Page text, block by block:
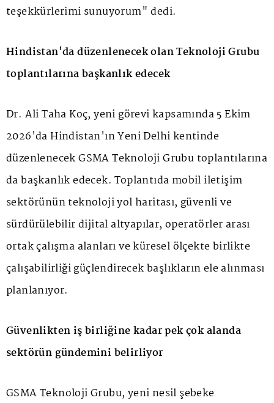
teşekkürlerimi sunuyorum" dedi.
Hindistan'da düzenlenecek olan Teknoloji Grubu
toplantılarına başkanlık edecek
Dr. Ali Taha Koç, yeni görevi kapsamında 5 Ekim
2026'da Hindistan'ın Yeni Delhi kentinde
düzenlenecek GSMA Teknoloji Grubu toplantılarına
da başkanlık edecek. Toplantıda mobil iletişim
sektörünün teknoloji yol haritası, güvenli ve
sürdürülebilir dijital altyapılar, operatörler arası
ortak çalışma alanları ve küresel ölçekte birlikte
çalışabilirliği güçlendirecek başlıkların ele alınması
planlanıyor.
Güvenlikten iş birliğine kadar pek çok alanda
sektörün gündemini belirliyor
GSMA Teknoloji Grubu, yeni nesil şebeke